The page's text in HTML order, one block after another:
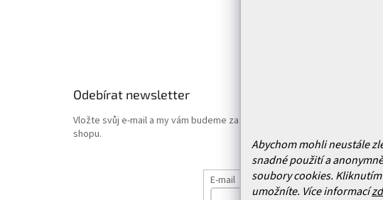
Abychom mohli neustále
snadné použití a
soubory cookies.
umožníte. Více informací
Odebírat newsletter
Vložte svůj e-mail a my vám budeme zasílat informace o nových
shopu.
E-mail